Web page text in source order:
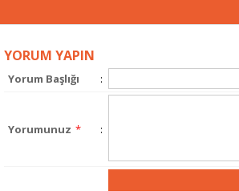
YORUM YAPIN
Yorum Başlığı :
Yorumunuz * :